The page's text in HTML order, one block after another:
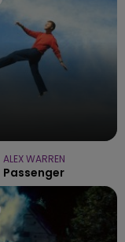
ALEX WARREN
Passenger